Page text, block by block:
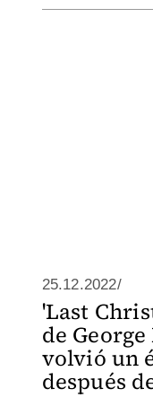
25.12.2022/
'Last
de
volvió un
después